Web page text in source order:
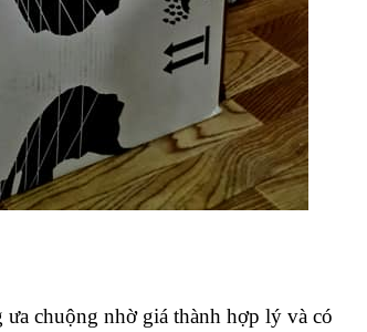
chuộng nhờ giá thành hợp lý và có